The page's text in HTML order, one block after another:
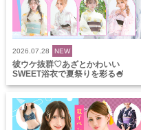
2026.07.28 NEW
彼ウケ抜群♡あざとかわいい
SWEET浴衣で夏祭りを彩る🍧